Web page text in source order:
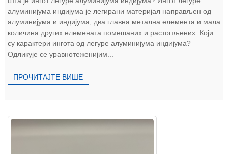
алуминијума индијума је легирани материјал направљен од
алуминијума и индијума, два главна метална елемента и мала
количина других елемената помешаних и растопљених. Који
су карактери ингота од легуре алуминијума индијума?
Одликује се уравнотеженијим...
ПРОЧИТАЈТЕ ВИШЕ